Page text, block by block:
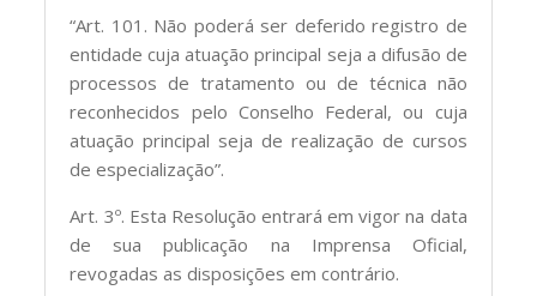
“Art. 101. Não poderá ser deferido registro de
entidade cuja atuação principal seja a difusão de
processos de tratamento ou de técnica não
reconhecidos pelo Conselho Federal, ou cuja
atuação principal seja de realização de cursos
de especialização”.
Art. 3º. Esta Resolução entrará em vigor na data
de sua publicação na Imprensa Oficial,
revogadas as disposições em contrário.